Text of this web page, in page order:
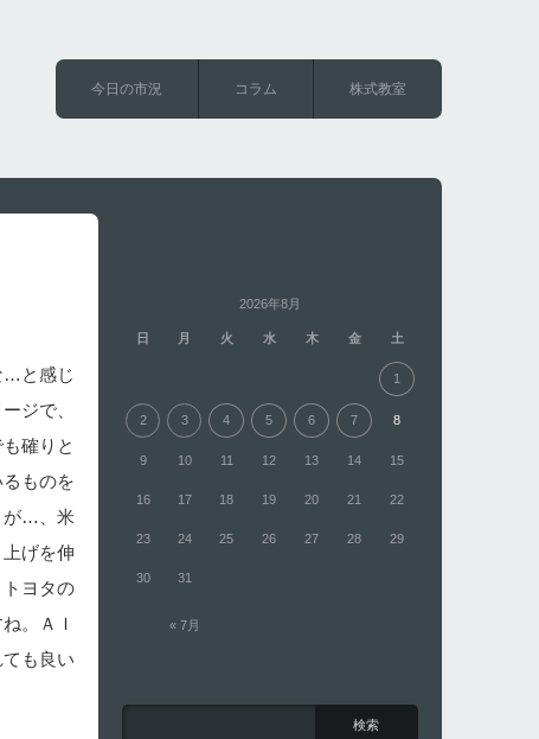
今日の市況 コラム 株式教室
…と感じ
ジで、
確りと
ものを
が…、米
げを伸
ヨタの
。ＡＩ
も良い
2026年8月
日 月 火 水 木 金 土
« 7月
1
2 3 4 5 6 7 8
9 10 11 12 13 14 15
16 17 18 19 20 21 22
23 24 25 26 27 28 29
30 31